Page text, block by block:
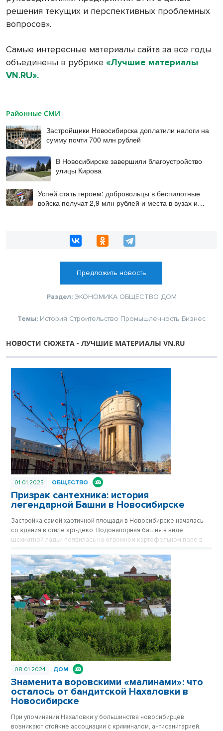
решения текущих и перспективных проблемных
вопросов».
Самые интересные материалы сайта за все годы
объединены в рубрике «Лучшие материалы
VN.RU».
Районные СМИ
Застройщики Новосибирска доплатили налоги на
сумму почти 700 млн рублей
В Новосибирске завершили благоустройство
улицы Кирова
Успей стать героем: добровольцы в беспилотные
войска получат 2,9 млн рублей и места в вузах и
Предложить новость
Раздел: ЭКОНОМИКА ОБЩЕСТВО ДОМ
Темы: История Строительство Промышленность Бизнес
НОВОСТИ СЮЖЕТА - ЛУЧШИЕ МАТЕРИАЛЫ VN.RU
01.01.2025 ОБЩЕСТВО
Призрак сантехника: история
легендарной Башни в Новосибирске
Застройка самой хаотичной площади в Новосибирске началась
со здания в стиле арт-деко. Водонапорная башня в виде
шахматной ладьи появилась на огромном картофельном поле в
конце 30-х годов. Сейчас стильное здание на площади Маркса
спрятано за хрущевками, его хорошо видно только с высоких
точек обзора. Впрочем, с окружением Башне никогда не везло.
Сначала вокруг была картошка, которую сажали жители
окрестных деревень, затем возникли пятиэтажки, а после
зашумела пестрая барахолка на площади Маркса. Публикуется
повторно в цикле «Лучшие материалы VN.RU за 2023 год».
08.01.2024 ДОМ
Знаменита воровскими «малинами»: что
осталось от бандитской Нахаловки в
Новосибирске
При упоминании Нахаловки у большинства новосибирцев
возникают стойкие ассоциации с криминалом, антисанитарией,